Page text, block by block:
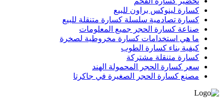
كسارة لينوكس براون للبيع
كسارة تصادمية سلسلة كسارة متنقلة للبيع
صناعة كسارة الحجر جميع المعلومات
ما هي استخدامات كسارة مخروطية لصخرة
كيفية بناء كسارة الطوب
كسارة متنقلة مشتركة
سعر كسارة الحجر المحمولة الهند
مصنع كسارة الحجر الصغيرة في جاكرتا